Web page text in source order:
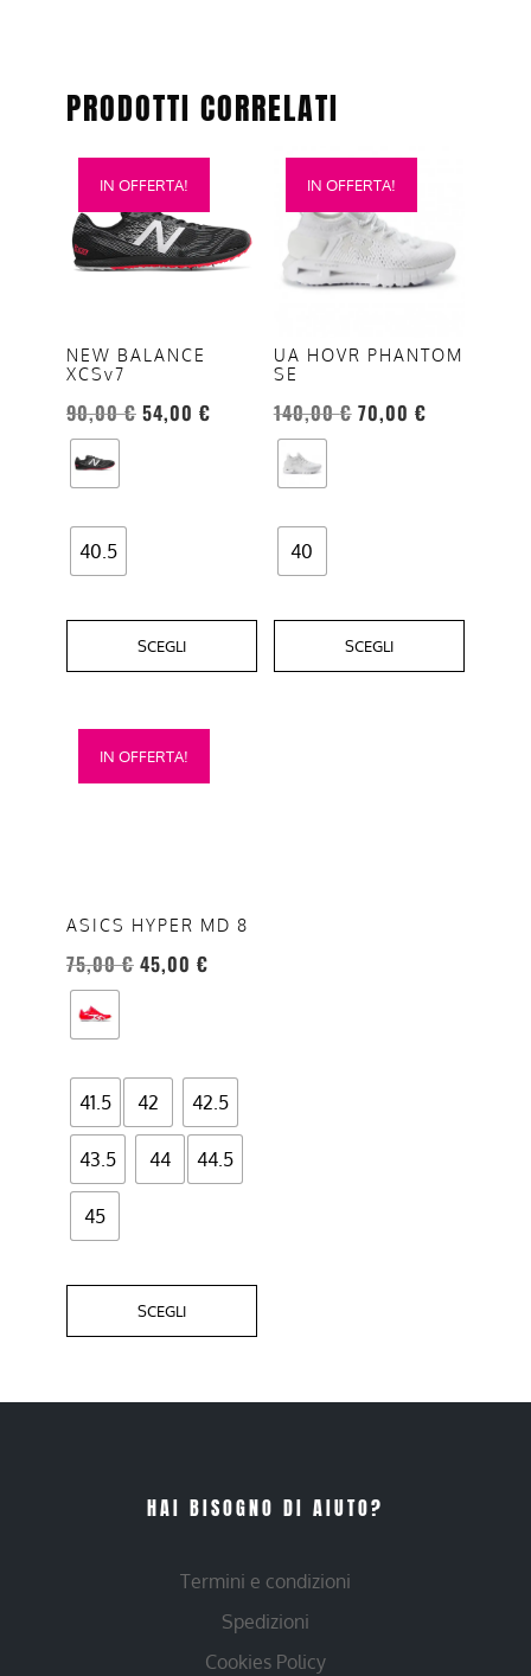
PRODOTTI CORRELATI
IN OFFERTA!
NEW BALANCE
XCSv7
90,00€ 54,00 €
40.5
SCEGLI
Questo
prodotto
ha
più
opzioni
possono
essere
scelte
nella
del
prodotto
IN OFFERTA!
UA HOVR PHANTOM
SE
140,00€ 70,00 €
40
SCEGLI
Questo
prodotto
più
varianti.
opzioni
possono
essere
scelte
nella
del
prodotto
IN OFFERTA!
ASICS HYPER MD 8
75,00€ 45,00 €
41.5 42 42.5
43.5 44 44.5
45
SCEGLI
Questo
prodotto
opzioni
essere
scelte
nella
del
prodotto
HAI BISOGNO DI AIUTO?
Termini e condizioni
Spedizioni
Cookies Policy